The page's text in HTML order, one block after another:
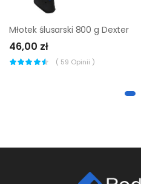
Młotek ślusarski 800 g Dexter
46,00 zł
( 59 Opinii )